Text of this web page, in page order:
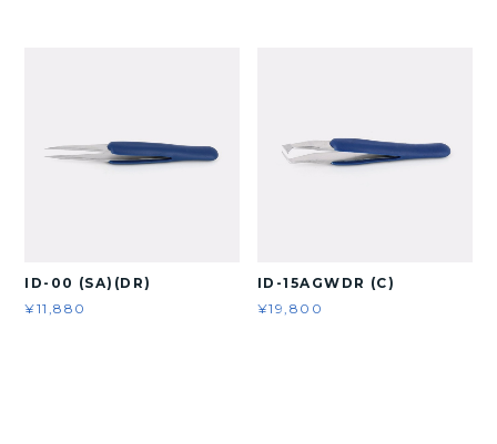
ID-00 (SA)(DR)
¥11,880
ID-15AGWDR (C)
¥19,800